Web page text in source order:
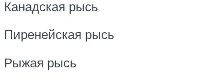
Канадская рысь
Пиренейская рысь
Рыжая рысь